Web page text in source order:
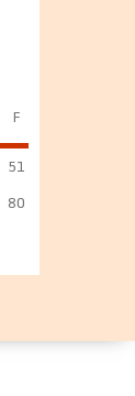
F
51
80